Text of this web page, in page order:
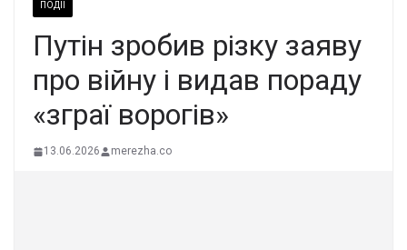
ПОДІЇ
Путін зробив різку заяву
про війну і видав пораду
«зграї ворогів»
13.06.2026 merezha.co